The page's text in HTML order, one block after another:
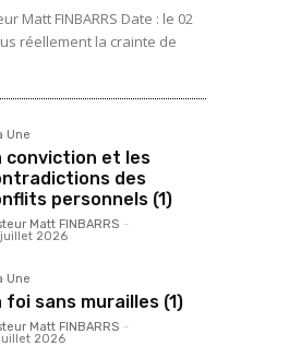
Matt FINBARRS Date : le 02
réellement la crainte de
Une
conviction et les
des
personnels (1)
Matt FINBARRS -
2026
Une
foi sans murailles (1)
Matt FINBARRS -
2026